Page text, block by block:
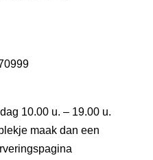
10.00 u. – 19.00 u.
maak dan een